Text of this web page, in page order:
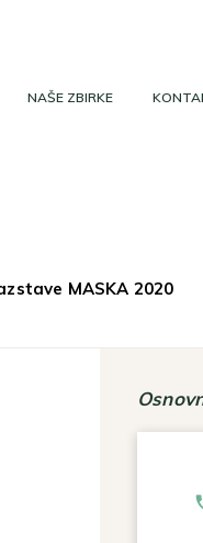
NAŠE ZBIRKE
MASKA 2020